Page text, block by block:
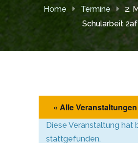
Home Termine
2.
Schularbeit 2af
« Alle Veranstaltungen
Diese Veranstaltung hat
stattgefunden.